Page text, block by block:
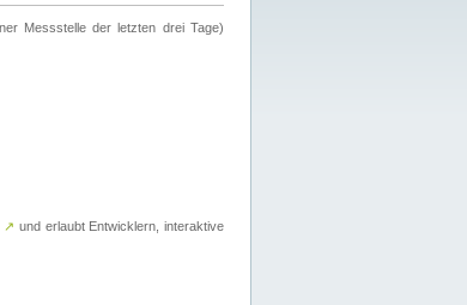
Messstelle der letzten drei Tage)
↗ und erlaubt Entwicklern, interaktive